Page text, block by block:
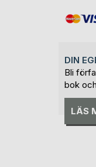
DIN
Bli
bok
LÄS